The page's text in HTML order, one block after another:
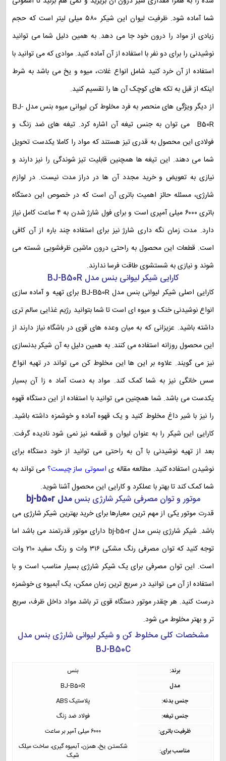
شما آماده شود. ظرفیت لیوان این شیکر ۵۸۰ میلی لیتر است که حجم
زیادی از مواد را درون خود جا می دهد. به همین دلیل شما می توانید
نوشیدنی را برای دو نفر با استفاده از آن آماده کنید. موادی که می توانید با
استفاده از آن خرد کنید شامل انواع غلات، میوه و یخ می باشد به شرط
اینکه از قبل به تکه های کوچک آن ها را تقسیم کنید.
از دیگر ویژگی های منحصر به فرد مخلوط کن لیوانی میوه بنس مدل BJ-
B50R می توان به جنس تیغه آن اشاره کرد. تیغه های ضد زنگ و
فولادی این محصول به قدری تیز هستند که مواد را کاملا یکدست تحویل
شما می دهند. این تیغه ها همچنین قابلیت تیز شوندگی را نیز دارند و
نیازی به تعویض و خرید مجدد آن ها در دراز مدت نیست. در لوازم
شارژی، مسئله حائز اهمیت باتری آن است که در خصوص این دستگاه
باتری ۶۰۰۰ میلی آمپری است و برای فول شارژ شدن به ۴ ساعت کامل نیاز
دارد. مدت زمان نگه داری شارژ نیز برای استفاده چند باره از آن کافی
است. قطعات این محصول به راحتی درون ماشین ظرفشویی شسته می
شوند و نیازی به شستشوی طاقت فرسا ندارند.
کارایی شیکر لیوانی بنس مدل BJ-B50R
کارایی اصلی شیکر لیوانی بنس مدل BJ-B50R برای تهیه و آماده سازی
انواع نوشیدنی خنک و میوه ای است تا شما بتوانید رژیم غذایی سالم تری
داشته باشید. عزیزانی که به میان وعده های قوی در باشگاه نیاز دارند از
این محصول روزانه استفاده می کنند. به همین دلیل به آن شیکر بدنسازی
نیز می گویند. علاوه بر این ها این مخلوط کن می تواند در تهیه انواع
سس خانگی نیز به شما کمک کند. مواد به دست آماد ه زا آن بسیار
یکدست می باشد. شما همچنین می توانید با استفاده از این دستگاه قهوه
را نیز با شیر داغ مخلوط کنید و یک قهوه آماده و خوشمزه داشته باشید.
کارایی این شیکر را به عنوان لیوان و قمقمه نیز نمی شود نادیده گرفت.
بعد از تهیه نوشیدنی با آن به راحتی می توانید از خود دستگاه برای
نوشیدن استفاده کنید. مطالعه مقاله ی اسموتی ساز چیست؟ می تواند به
شما کمک کند تا بهتر با عملکرد و کارایی این محصول آشنا شوید.
موتور و توان مصرفی شیکر شارژی بنسمدل bj-b50r
قدرت موتور یکی از مهم ترین معیارها برای خرید بهترین شیکر شارژی می
باشد.
شیکر شارژی بنس مدل bj-b50r دارای موتور قدرتمند می باشد اما
توجه کنید که توان مصرفی رنگ مشکی ۳۱۶ وات و رنگ سفید ۲۱۰ وات
است. این توان مصرفی برای یک شیکر شارژی بسیار مناسب است و با
استفاده از آن می توانید در سریع ترین زمان ممکن، یک آبمیوه ی خوشمزه
درست کنید. هر چقدر موتور دستگاه قوی تر باشد مواد داخل ظرف، سریع
تر و بهتر مخلوط می شود.
مشخصات کلی مخلوط کن و شیکر لیوانی شارژی بنس مدل
BJ-B50C
برند:
بنس
مدل
BJ-B50R
جنس بدنه:
پلاستیک ABS
جنس تیغه:
فولاد ضد زنگ
ظرفیت باتری:
۶۰۰۰ میلی آمپر بر ساعت
مناسب برای:
شکستن یخ، همزن، آبمیوه گیری، ساخت میلک
شیک